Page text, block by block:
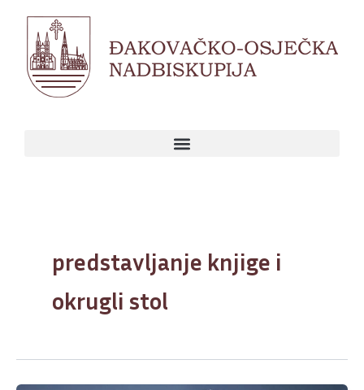
content
predstavljanje knjige i
okrugli stol